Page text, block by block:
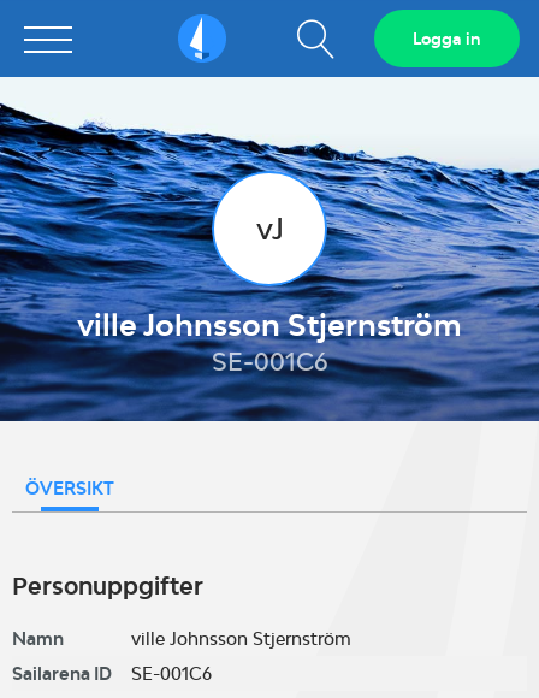
Sailarena Visa
sökfält
Logga in
vJ
ville Johnsson Stjernström
SE-001C6
ÖVERSIKT
Personuppgifter
Namn
ville Johnsson Stjernström
Sailarena ID
SE-001C6